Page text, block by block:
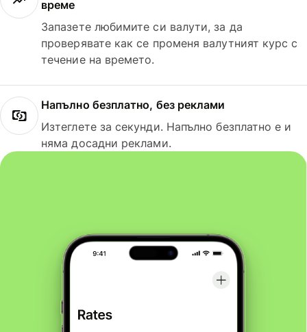
време
Запазете любимите си валути, за да
проверявате как се променя валутният курс с
течение на времето.
Напълно безплатно, без реклами
Изтеглете за секунди. Напълно безплатно е и
няма досадни реклами.